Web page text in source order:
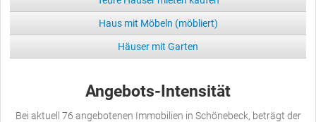
Haus mit Möbeln (möbliert)
Häuser mit Garten
Angebots-Intensität
Bei aktuell 76 angebotenen Immobilien in Schönebeck, beträgt der